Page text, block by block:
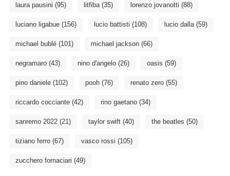
laura pausini (95) litfiba(35) lorenzo jovanotti (88)
luciano ligabue(156) lucio battisti (108) lucio dalla(59)
michael bublé(101) michael jackson(66)
negramaro(43) nino d'angelo(26) oasis (59)
pino daniele(102) pooh(76) renato zero(55)
riccardo cocciante(42) rino gaetano(34)
sanremo 2022(21) taylor swift(40) the beatles (50)
tiziano ferro(67) vasco rossi (105)
zucchero fornaciari (49)